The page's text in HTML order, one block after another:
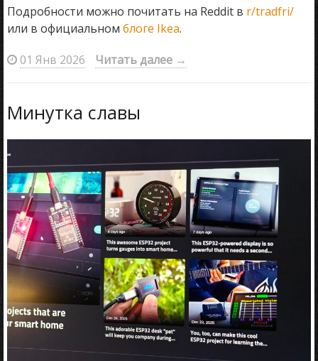
Подробности можно почитать на Reddit в r/tradfri/
или в официальном блоге Ikea.
01 Янв 2026
Читать далее →
Минутка славы